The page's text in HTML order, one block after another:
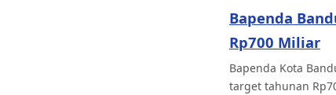
Bapenda
Rp700 Miliar
Bapenda Kota
target tahunan